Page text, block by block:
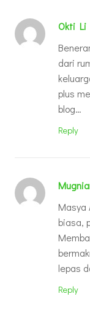
Okti Li
dari
plus
blog…
Reply
Masya
biasa,
lepas
Reply